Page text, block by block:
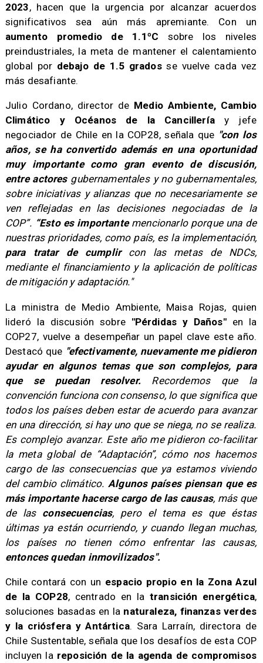
2023, hacen que la urgencia por alcanzar acuerdos
significativos sea aún más apremiante. Con un
aumento promedio de 1.1ºC sobre los niveles
preindustriales, la meta de mantener el calentamiento
global por debajo de 1.5 gradosse vuelve cada vez
más desafiante.
​Julio Cordano, director de Medio Ambiente, Cambio
Climático y Océanos de la Cancilleríay jefe
negociador de Chile en la COP28, señala que "con los
años, se ha convertido además en una oportunidad
muy importante como gran evento de discusión,
entre actores gubernamentales y no gubernamentales,
sobre iniciativas y alianzas que no necesariamente se
ven reflejadas en las decisiones negociadas de la
COP”. “Esto es importantemencionarlo porque una de
nuestras prioridades, como país, es la implementación,
para tratar de cumplir con las metas de NDCs,
mediante el financiamiento y la aplicación de políticas
de mitigación y adaptación."
​La ministra de Medio Ambiente, Maisa Rojas, quien
lideró la discusión sobre"Pérdidas y Daños"en la
COP27, vuelve a desempeñar un papel clave este año.
Destacó que "efectivamente, nuevamente me pidieron
ayudar en algunos temas que son complejos, para
que se puedan resolver. Recordemos que la
convención funciona con consenso, lo que significa que
todos los países deben estar de acuerdo para avanzar
en una dirección, si hay uno que se niega, no se realiza.
Es complejo avanzar. Este año me pidieron co-facilitar
la meta global de “Adaptación”, cómo nos hacemos
cargo de las consecuencias que ya estamos viviendo
del cambio climático. Algunos países piensan que es
más importante hacerse cargo de las causas, más que
de las consecuencias, pero el tema es que éstas
últimas ya están ocurriendo, y cuando llegan muchas,
los países no tienen cómo enfrentar las causas,
entonces quedan inmovilizados".
​Chile contará con un espacio propio en la Zona Azul
de la COP28, centrado en la transición energética,
soluciones basadas en la naturaleza, finanzas verdes
y la criósfera y Antártica. Sara Larraín, directora de
Chile Sustentable, señala que los desafíos de esta COP
incluyen la reposición de la agenda de compromisos